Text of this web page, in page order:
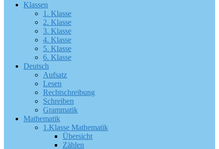
Klassen
1. Klasse
2. Klasse
3. Klasse
4. Klasse
5. Klasse
6. Klasse
Deutsch
Aufsatz
Lesen
Rechtschreibung
Schreiben
Grammatik
Mathematik
1.Klasse Mathematik
Übersicht
Zählen